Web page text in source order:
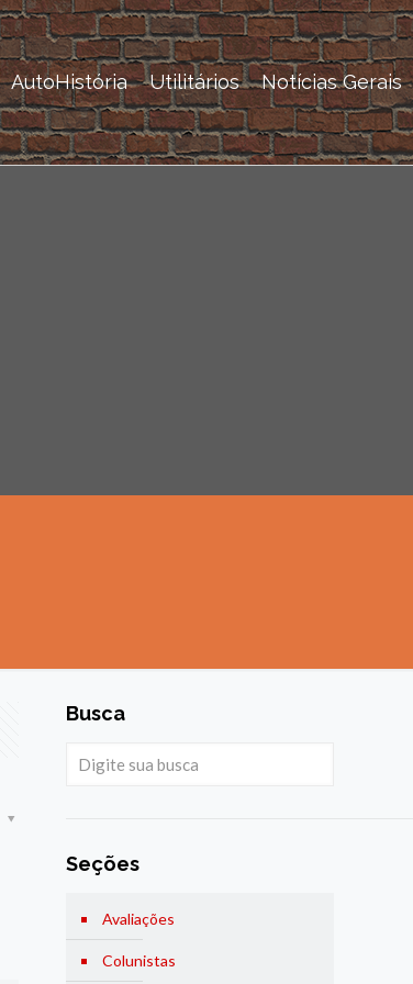
AutoHistória Utilitários Notícias Gerais
Busca
Seções
Avaliações
Colunistas